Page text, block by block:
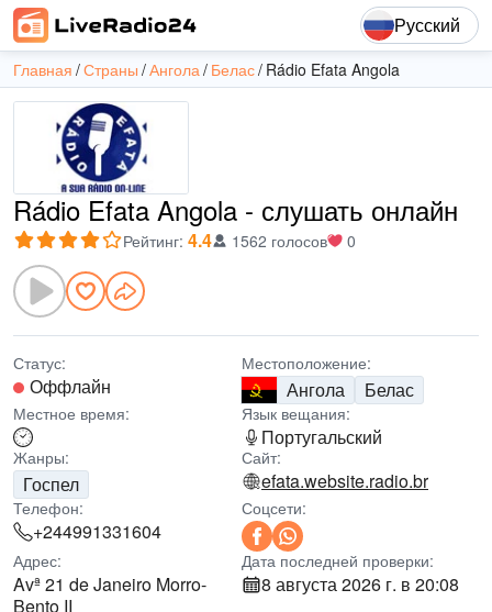
Русский
Главная Страны Ангола Белас Rádio Efata Angola
Rádio Efata Angola - слушать онлайн
Рейтинг: 4.4 1562 голосов 0
Статус:
Оффлайн
Местоположение:
Ангола Белас
Местное время: Язык вещания:
Португальский
Жанры:
Госпел
Сайт:
efata.website.radio.br
Телефон:
+244991331604
Соцсети:
Адрес:
Avª 21 de Janeiro Morro-
Bento II
Дата последней проверки:
8 августа 2026 г. в 20:08